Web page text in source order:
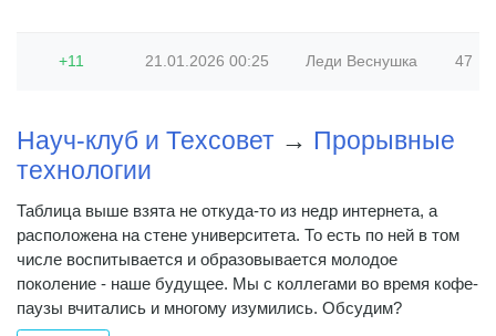
+11 21.01.2026 00:25 Леди Веснушка 47
Науч-клуб и Техсовет → Прорывные
технологии
Таблица выше взята не откуда-то из недр интернета, а
расположена на стене университета. То есть по ней в том
числе воспитывается и образовывается молодое
поколение - наше будущее. Мы с коллегами во время кофе-
паузы вчитались и многому изумились. Обсудим?